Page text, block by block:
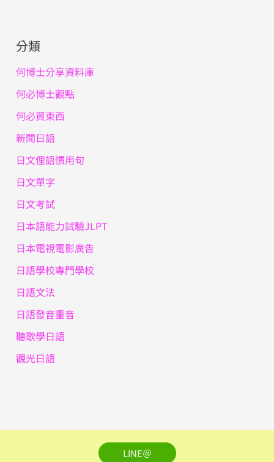
分類
何博士分享資料庫
何必博士觀點
何必買東西
新聞日語
日文俚語慣用句
日文單字
日文考試
日本語能力試驗JLPT
日本電視電影廣告
日語學校專門學校
日語文法
日語發音重音
聽歌學日語
觀光日語
LINE＠